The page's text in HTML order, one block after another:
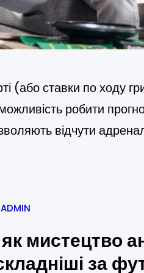
(або ставки по ходу
робити
відчути
до початку події,
ADMIN
мистецтво
за